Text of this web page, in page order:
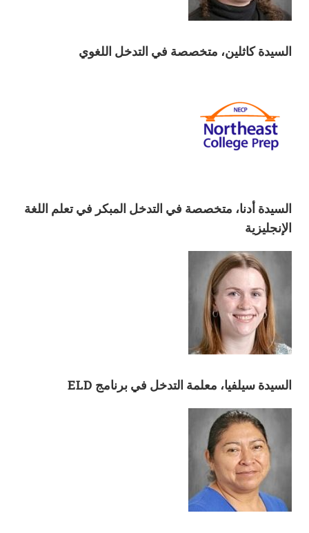
السيدة كاثلين، متخصصة في التدخل اللغوي
السيدة أدنا، متخصصة في التدخل المبكر في تعلم اللغة
الإنجليزية
السيدة سيلفيا، معلمة التدخل في برنامج ELD